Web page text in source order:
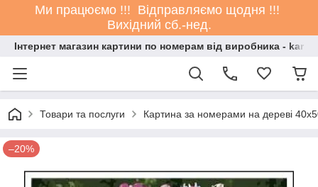
Ми працюємо !!! Відправляємо щодня !!!
Вихідний сб.-нед.
Інтернет магазин картини по номерам від виробника -
Товари та послуги Картина за номерами на дереві
–20%